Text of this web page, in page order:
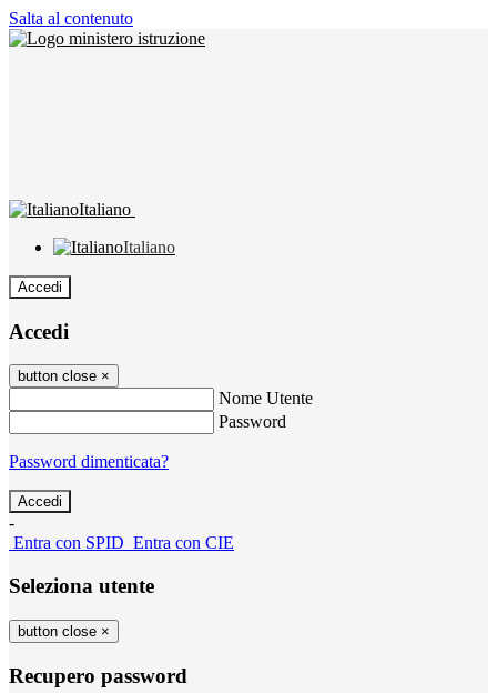
Salta al contenuto
Italiano
Italiano
Accedi
Accedi
button close ×
Nome Utente
Password
Password dimenticata?
-
Entra con SPID Entra con CIE
Seleziona utente
button close ×
Recupero password